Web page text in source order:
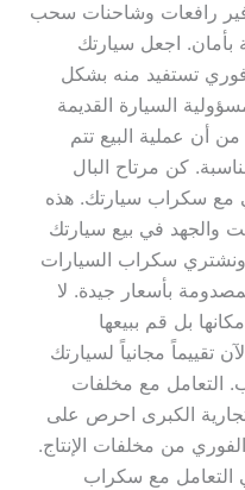
رافعات وشاحنات سحب
بأمان. اجعل سيارتك
فوري تستفيد منه بشكل
السيارة القديمة
أن عملية البيع تتم
كن مرتاح البال
مع سكراب سيارتك. هذه
والجهد في بيع سيارتك
سكراب السيارات
بأسعار جيدة. لا
بل قم ببيعها
تقييماً مجانياً لسيارتك
التعامل مع مخلفات
الكبرى احرص على
من مخلفات الإنتاج.
مع سكراب